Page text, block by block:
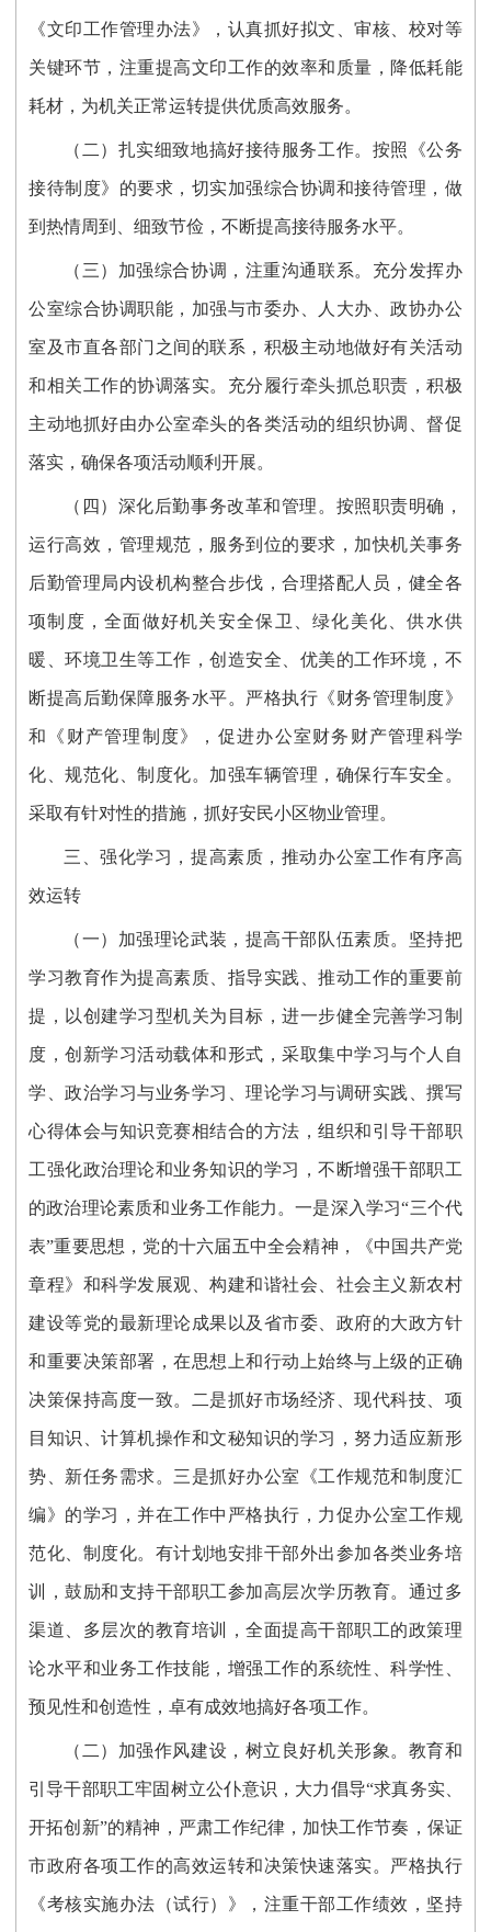
《文印工作管理办法》，认真抓好拟文、审核、校对等
关键环节，注重提高文印工作的效率和质量，降低耗能
耗材，为机关正常运转提供优质高效服务。
（二）扎实细致地搞好接待服务工作。按照《公务
接待制度》的要求，切实加强综合协调和接待管理，做
到热情周到、细致节俭，不断提高接待服务水平。
（三）加强综合协调，注重沟通联系。充分发挥办
公室综合协调职能，加强与市委办、人大办、政协办公
室及市直各部门之间的联系，积极主动地做好有关活动
和相关工作的协调落实。充分履行牵头抓总职责，积极
主动地抓好由办公室牵头的各类活动的组织协调、督促
落实，确保各项活动顺利开展。
（四）深化后勤事务改革和管理。按照职责明确，
运行高效，管理规范，服务到位的要求，加快机关事务
后勤管理局内设机构整合步伐，合理搭配人员，健全各
项制度，全面做好机关安全保卫、绿化美化、供水供
暖、环境卫生等工作，创造安全、优美的工作环境，不
断提高后勤保障服务水平。严格执行《财务管理制度》
和《财产管理制度》，促进办公室财务财产管理科学
化、规范化、制度化。加强车辆管理，确保行车安全。
采取有针对性的措施，抓好安民小区物业管理。
三、强化学习，提高素质，推动办公室工作有序高
效运转
（一）加强理论武装，提高干部队伍素质。坚持把
学习教育作为提高素质、指导实践、推动工作的重要前
提，以创建学习型机关为目标，进一步健全完善学习制
度，创新学习活动载体和形式，采取集中学习与个人自
学、政治学习与业务学习、理论学习与调研实践、撰写
心得体会与知识竞赛相结合的方法，组织和引导干部职
工强化政治理论和业务知识的学习，不断增强干部职工
的政治理论素质和业务工作能力。一是深入学习“三个代
表”重要思想，党的十六届五中全会精神，《中国共产党
章程》和科学发展观、构建和谐社会、社会主义新农村
建设等党的最新理论成果以及省市委、政府的大政方针
和重要决策部署，在思想上和行动上始终与上级的正确
决策保持高度一致。二是抓好市场经济、现代科技、项
目知识、计算机操作和文秘知识的学习，努力适应新形
势、新任务需求。三是抓好办公室《工作规范和制度汇
编》的学习，并在工作中严格执行，力促办公室工作规
范化、制度化。有计划地安排干部外出参加各类业务培
训，鼓励和支持干部职工参加高层次学历教育。通过多
渠道、多层次的教育培训，全面提高干部职工的政策理
论水平和业务工作技能，增强工作的系统性、科学性、
预见性和创造性，卓有成效地搞好各项工作。
（二）加强作风建设，树立良好机关形象。教育和
引导干部职工牢固树立公仆意识，大力倡导“求真务实、
开拓创新”的精神，严肃工作纪律，加快工作节奏，保证
市政府各项工作的高效运转和决策快速落实。严格执行
《考核实施办法（试行）》，注重干部工作绩效，坚持